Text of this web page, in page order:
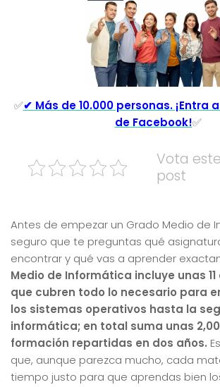
✅✔ Más de 10.000 personas. ¡Entra
de Facebook!✅
Vota
post
Antes de empezar un Grado Medio de
seguro que te preguntas qué
encontrar y qué vas a aprender
Medio de Informática incluye unas
que cubren todo lo necesario para
los sistemas operativos hasta la
informática; en total suma unas
formación repartidas en dos años.
que, aunque parezca mucho, cada
tiempo justo para que aprendas bien